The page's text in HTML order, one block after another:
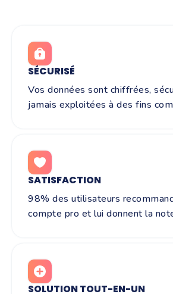
SÉCURISÉ
Vos données sont chiffrées,
jamais exploitées à des fins
SATISFACTION
98% des utilisateurs
compte pro et lui donnent la
SOLUTION TOUT-EN-UN